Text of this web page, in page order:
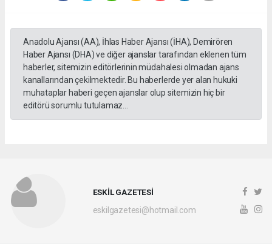
Anadolu Ajansı (AA), İhlas Haber Ajansı (İHA), Demirören
Haber Ajansı (DHA) ve diğer ajanslar tarafından eklenen tüm
haberler, sitemizin editörlerinin müdahalesi olmadan ajans
kanallarından çekilmektedir. Bu haberlerde yer alan hukuki
muhataplar haberi geçen ajanslar olup sitemizin hiç bir
editörü sorumlu tutulamaz...
ESKİL GAZETESİ
eskilgazetesi@hotmail.com